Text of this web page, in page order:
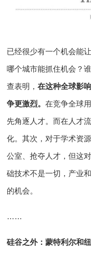
已经很少有一个机会能
哪个城市能抓住机会？
查表明， 在这种全球影
争更激烈。 在竞争全球
先角逐人才。而在人才
化。其次，对于学术资
公室、抢夺人才，但这
础技术不是一切，产业
的机会。
……
硅谷之外：蒙特利尔和